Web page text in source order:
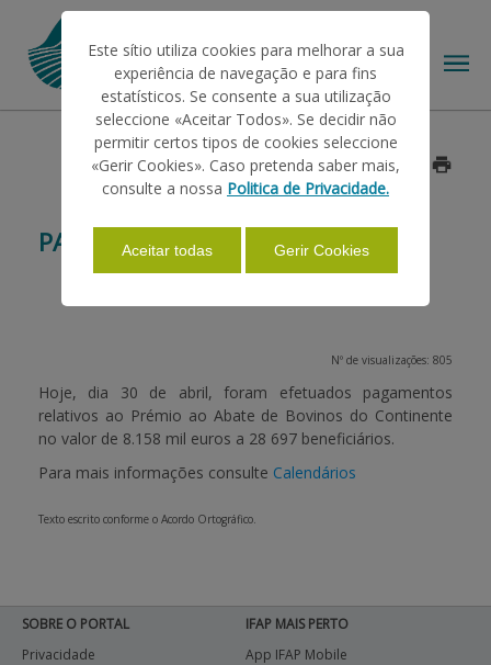
AJUDAS/APOIOS
INFORMAÇÕES
ESTATÍSTICAS
Entrar / Registar
PAGAMENTOS CAMPANHA 2011
Data: 2012/05/02
Nº de visualizações: 805
Hoje, dia 30 de abril, foram efetuados pagamentos
relativos ao Prémio ao Abate de Bovinos do Continente
no valor de 8.158 mil euros a 28 697 beneficiários.
Para mais informações consulte Calendários
Texto escrito conforme o Acordo Ortográfico.
SOBRE O PORTAL
Privacidade
IFAP MAIS PERTO
App IFAP Mobile
Este sítio utiliza cookies para melhorar a sua
experiência de navegação e para fins
estatísticos. Se consente a sua utilização
seleccione «Aceitar Todos». Se decidir não
permitir certos tipos de cookies seleccione
«Gerir Cookies». Caso pretenda saber mais,
consulte a nossa Politica de Privacidade.
Aceitar todas Gerir Cookies